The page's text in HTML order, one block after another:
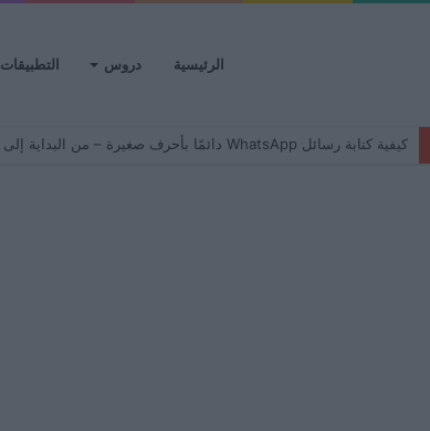
الرئيسية دروس التطبيقات
كيفية كتابة رسائل WhatsApp دائمًا بأحرف صغيرة – من البداية إلى النهاية